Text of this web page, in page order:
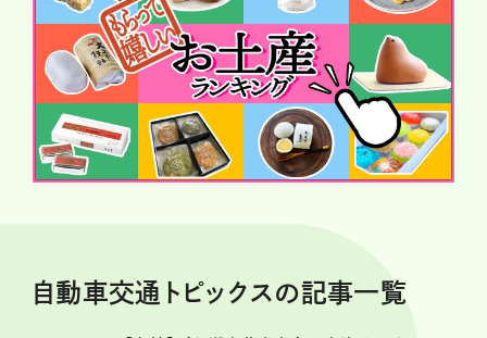
自動車交通トピックスの記事一覧